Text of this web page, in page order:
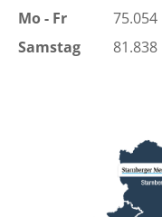
Mo - Fr
Samstag